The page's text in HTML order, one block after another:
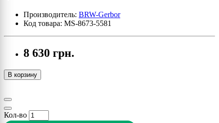
Производитель: BRW-Gerbor
Код товара: MS-8673-5581
8 630 грн.
В корзину
Кол-во